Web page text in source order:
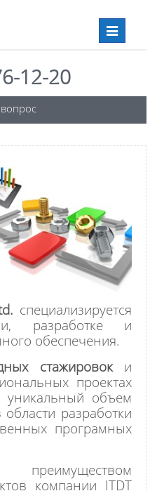
Toggle
12-20
специализируется
разработке и
обеспечения.
стажировоки
проектах
уникальный объем
разработки
програмных
компании ITDT